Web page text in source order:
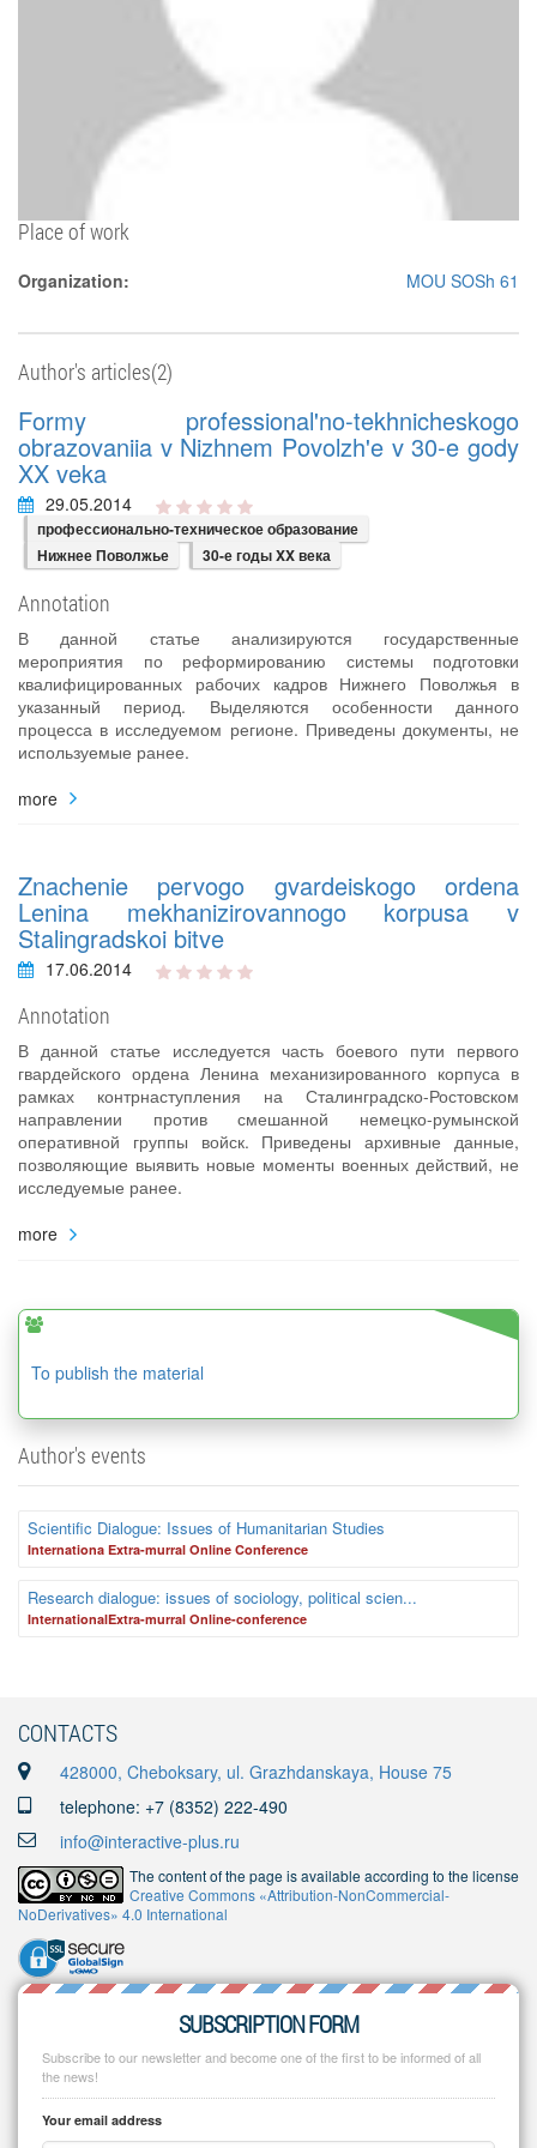
Place of work
Organization: MOU SOSh 61
Author's articles(2)
Formy professional'no-tekhnicheskogo
obrazovaniia v Nizhnem Povolzh'e v 30-e gody
XX veka
29.05.2014
профессионально-техническое образование
Нижнее Поволжье
30-е годы XX века
Annotation
В данной статье анализируются государственные
мероприятия по реформированию системы подготовки
квалифицированных рабочих кадров Нижнего Поволжья в
указанный период. Выделяются особенности данного
процесса в исследуемом регионе. Приведены документы, не
используемые ранее.
more
Znachenie pervogo gvardeiskogo ordena
Lenina mekhanizirovannogo korpusa v
Stalingradskoi bitve
17.06.2014
Annotation
В данной статье исследуется часть боевого пути первого
гвардейского ордена Ленина механизированного корпуса в
рамках контрнаступления на Сталинградско-Ростовском
направлении против смешанной немецко-румынской
оперативной группы войск. Приведены архивные данные,
позволяющие выявить новые моменты военных действий, не
исследуемые ранее.
more
To publish the material
Author's events
Scientific Dialogue: Issues of Humanitarian Studies
Internationa Extra-murral Online Conference
Research dialogue: issues of sociology, political scien...
InternationalExtra-murral Online-conference
CONTACTS
428000, Cheboksary, ul. Grazhdanskaya, House 75
telephone: +7 (8352) 222-490
info@interactive-plus.ru
The content of the page is available according to the license
Creative Commons «Attribution-NonCommercial-
NoDerivatives» 4.0 International
SUBSCRIPTION FORM
Subscribe to our newsletter and become one of the first to be informed of all
the news!
Your email address